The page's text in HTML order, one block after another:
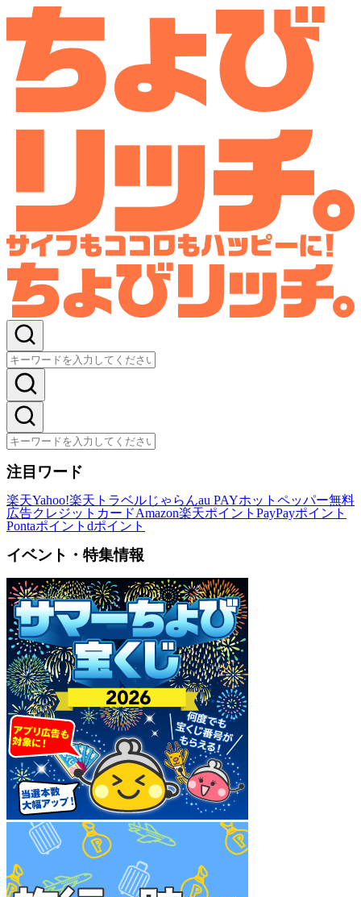
注目ワード
楽天Yahoo!楽天トラベルじゃらんau PAYホットペッパー無料
広告クレジットカードAmazon楽天ポイント PayPayポイント
Pontaポイント dポイント
イベント・特集情報